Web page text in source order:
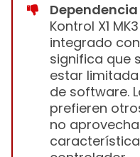
Kontrol X1
integrado
significa que
estar
de software.
prefieren
no